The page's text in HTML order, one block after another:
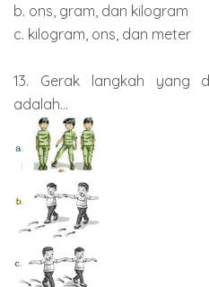
b. ons, gram, dan kilogram
c. kilogram, ons, dan meter
13. Gerak langkah yang
adalah...